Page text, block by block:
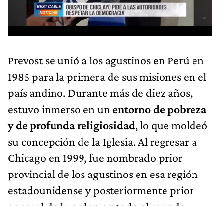
Prevost se unió a los agustinos en Perú en
1985 para la primera de sus misiones en el
país andino. Durante más de diez años,
estuvo inmerso en un entorno de pobreza
y de profunda religiosidad, lo que moldeó
su concepción de la Iglesia. Al regresar a
Chicago en 1999, fue nombrado prior
provincial de los agustinos en esa región
estadounidense y posteriormente prior